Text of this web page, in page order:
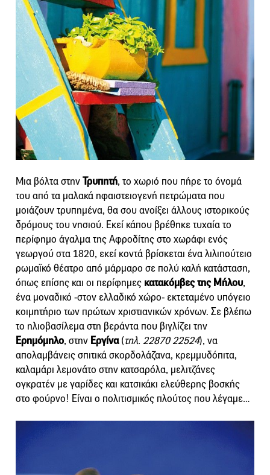
Μια βόλτα στηνΤρυπητή, το χωριό που πήρε το όνομά
του από τα μαλακά ηφαιστειογενή πετρώματα που
μοιάζουν τρυπημένα, θα σου ανοίξει άλλους ιστορικούς
δρόμους του νησιού. Εκεί κάπου βρέθηκε τυχαία το
περίφημο άγαλμα της Αφροδίτης στο χωράφι ενός
γεωργού στα 1820, εκεί κοντά βρίσκεται ένα λιλιπούτειο
ρωμαϊκό θέατρο από μάρμαρο σε πολύ καλή κατάσταση,
όπως επίσης και οι περίφημες κατακόμβες της Μήλου,
ένα μοναδικό -στον ελλαδικό χώρο- εκτεταμένο υπόγειο
κοιμητήριο των πρώτων χριστιανικών χρόνων. Σε βλέπω
το ηλιοβασίλεμα στη βεράντα που βιγλίζει την
Ερημόμηλο, στην Εργίνα(τηλ. 22870 22524), να
απολαμβάνεις σπιτικά σκορδολάζανα, κρεμμυδόπιτα,
καλαμάρι λεμονάτο στην κατσαρόλα, μελιτζάνες
ογκρατέν με γαρίδες και κατσικάκι ελεύθερης βοσκής
στο φούρνο! Είναι ο πολιτισμικός πλούτος που λέγαμε…